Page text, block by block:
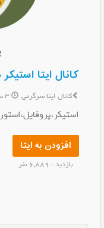
کانال ایتا استیکر
کانال ایتا سرگرمی 3 سال پیش
افزودن به ایتا
بازدید : 6,889 نفر